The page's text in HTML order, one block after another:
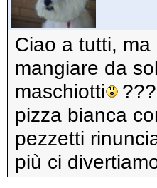
Ciao a tutti,
mangiare da
maschiotti
pizza bianca
pezzetti
più ci